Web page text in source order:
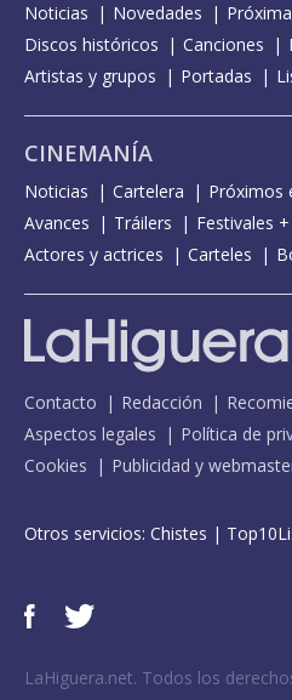
Noticias Novedades
Discos históricos
Canciones
Artistas y grupos
Portadas
CINEMANÍA
Noticias Cartelera Próximos
Avances
Tráilers
Festivales
Actores y actrices
Carteles
Contacto Redacción
Aspectos legales
Política de
Cookies
Publicidad y
Otros servicios: Chistes |
LaHiguera.net. Todos los